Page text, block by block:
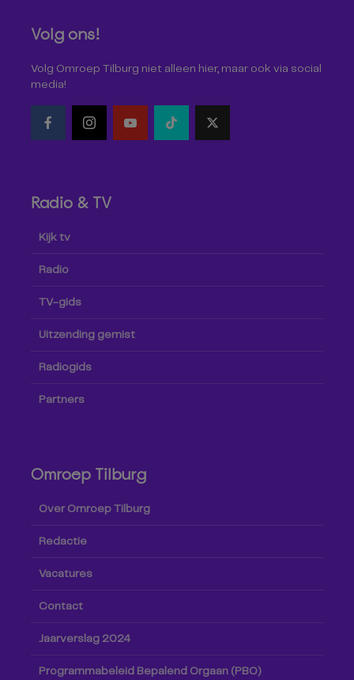
Volg ons!
Volg Omroep Tilburg niet alleen hier, maar ook via social
media!
Radio & TV
Kijk tv
Radio
TV-gids
Uitzending gemist
Radiogids
Partners
Omroep Tilburg
Over Omroep Tilburg
Redactie
Vacatures
Contact
Jaarverslag 2024
Programmabeleid Bepalend Orgaan (PBO)